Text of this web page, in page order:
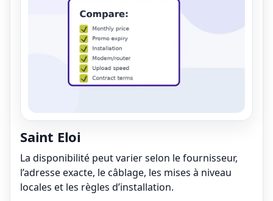
Saint Eloi
La disponibilité peut varier selon le fournisseur,
l’adresse exacte, le câblage, les mises à niveau
locales et les règles d’installation.